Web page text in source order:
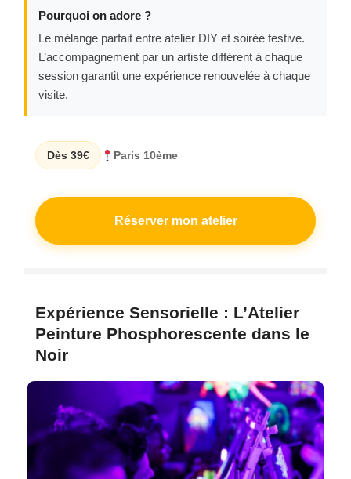
Pourquoi on adore ?
Le mélange parfait entre atelier DIY et soirée festive.
L’accompagnement par un artiste différent à chaque
session garantit une expérience renouvelée à chaque
visite.
Dès 39€ Paris 10ème
Réserver mon atelier
Expérience Sensorielle : L’Atelier
Peinture Phosphorescente dans le
Noir